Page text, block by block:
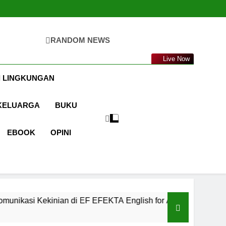
RANDOM NEWS
Live Now
LINGKUNGAN
BUKU
EBOOK OPINI
EF EFEKTA English for Adults